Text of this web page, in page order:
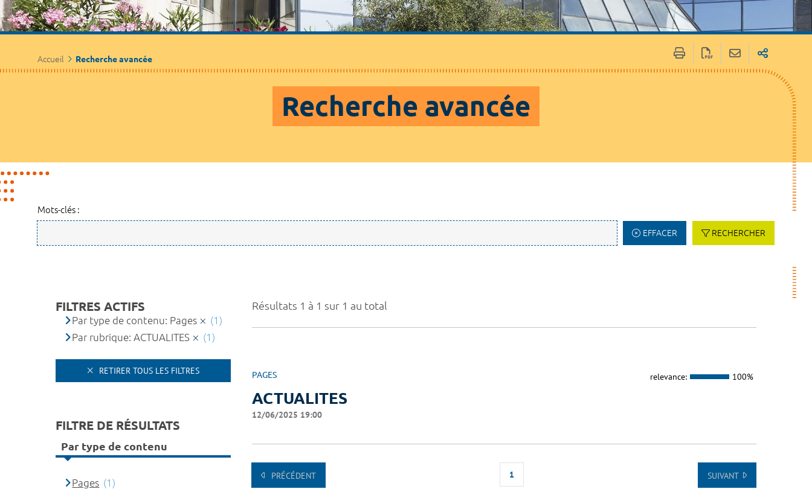
Accueil Recherche avancée
Recherche avancée
Mots-clés :
EFFACER RECHERCHER
Résultats 1 à 1 sur 1 au total
PAGES relevance: 100%
ACTUALITES
12/06/2025 19:00
PRÉCÉDENT 1 SUIVANT
FILTRES ACTIFS
Par type de contenu: Pages
(1)
Par rubrique: ACTUALITES
(1)
RETIRER TOUS LES FILTRES
FILTRE DE RÉSULTATS
Par type de contenu
Pages (1)